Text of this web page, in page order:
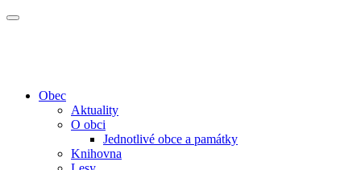
Obec
Aktuality
O obci
Jednotlivé obce a památky
Knihovna